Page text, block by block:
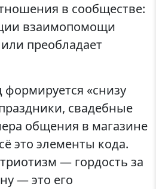
в сообществе:
взаимопомощи
преобладает
«снизу
свадебные
общения в магазине
это элементы кода.
— гордость за
— это его